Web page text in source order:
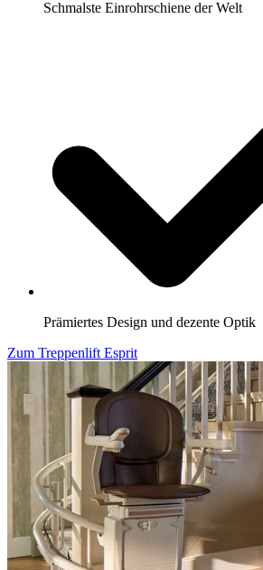
Schmalste Einrohrschiene der Welt
Prämiertes Design und dezente Optik
Zum Treppenlift Esprit